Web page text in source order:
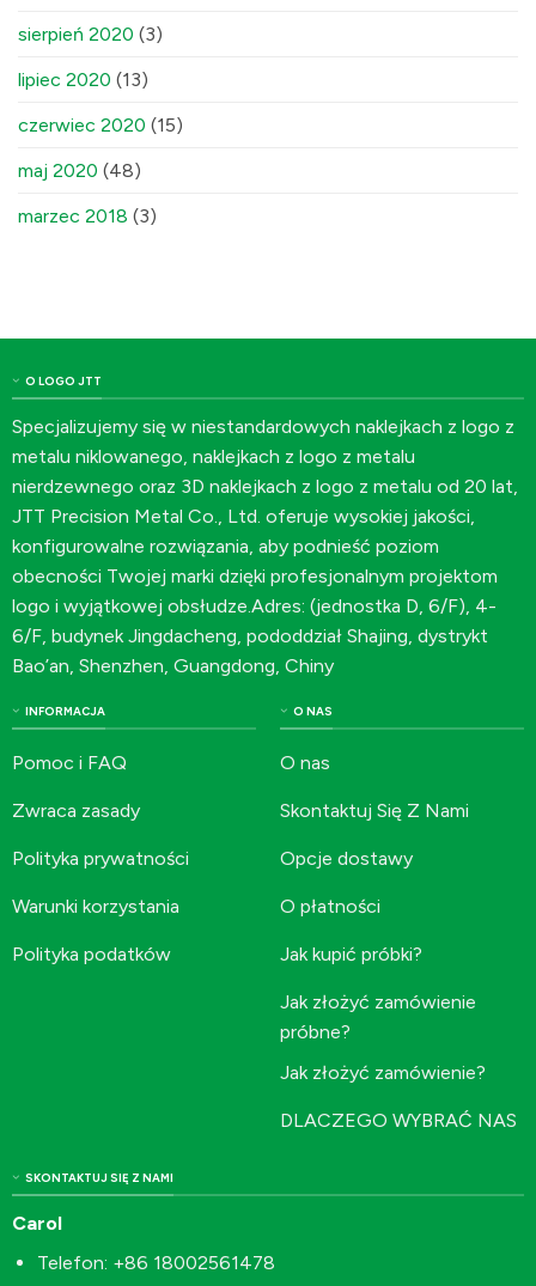
sierpień 2020 (3)
lipiec 2020 (13)
czerwiec 2020 (15)
maj 2020 (48)
marzec 2018 (3)
O LOGO JTT
Specjalizujemy się w niestandardowych naklejkach z logo z
metalu niklowanego, naklejkach z logo z metalu
nierdzewnego oraz 3D naklejkach z logo z metalu od 20 lat,
JTT Precision Metal Co., Ltd. oferuje wysokiej jakości,
konfigurowalne rozwiązania, aby podnieść poziom
obecności Twojej marki dzięki profesjonalnym projektom
logo i wyjątkowej obsłudze.Adres: (jednostka D, 6/F), 4-
6/F, budynek Jingdacheng, pododdział Shajing, dystrykt
Bao’an, Shenzhen, Guangdong, Chiny
INFORMACJA
Pomoc i FAQ
Zwraca zasady
Polityka prywatności
Warunki korzystania
Polityka podatków
O NAS
O nas
Skontaktuj Się Z Nami
Opcje dostawy
O płatności
Jak kupić próbki?
Jak złożyć zamówienie
próbne?
Jak złożyć zamówienie?
DLACZEGO WYBRAĆ NAS
SKONTAKTUJ SIĘ Z NAMI
Carol
Telefon: +86 18002561478